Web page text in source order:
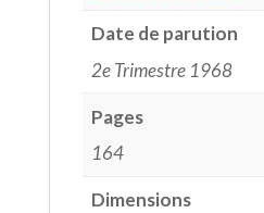
Date de parution
2e Trimestre 1968
Pages
164
Dimensions